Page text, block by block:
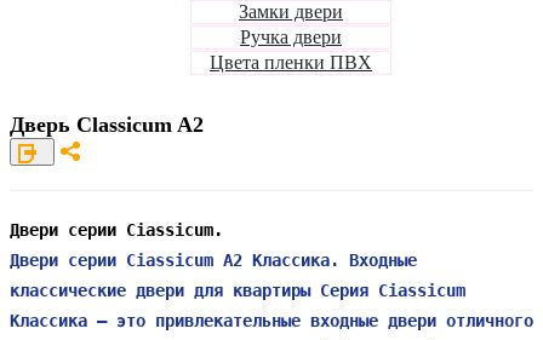
Замки двери
Ручка двери
Цвета пленки ПВХ
Дверь Classicum A2
Двери серии Ciassicum.
Двери серии Ciassicum А2 Классика. Входные
классические двери для квартиры Серия Ciassicum
Классика – это привлекательные входные двери отличного